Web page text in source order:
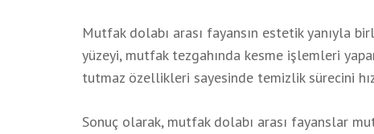
Mutfak dolabı arası fayansın estetik yanıyla
yüzeyi, mutfak tezgahında kesme işlemleri
tutmaz özellikleri sayesinde temizlik sürecini
Sonuç olarak, mutfak dolabı arası fayanslar